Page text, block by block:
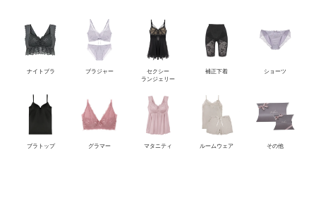
ナイトブラ ブラジャー
セクシー
ランジェリー
補正下着 ショーツ
ブラトップ グラマー マタニティ ルームウェア その他